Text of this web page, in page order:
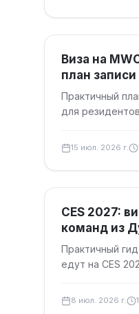
Туристические
Виза на
план
Практичный
для
сборы и советы
15 июл. 2026 г.
Туристические
CES 2027:
команд из
Практичный
едут на CES
8 июл. 2026 г.